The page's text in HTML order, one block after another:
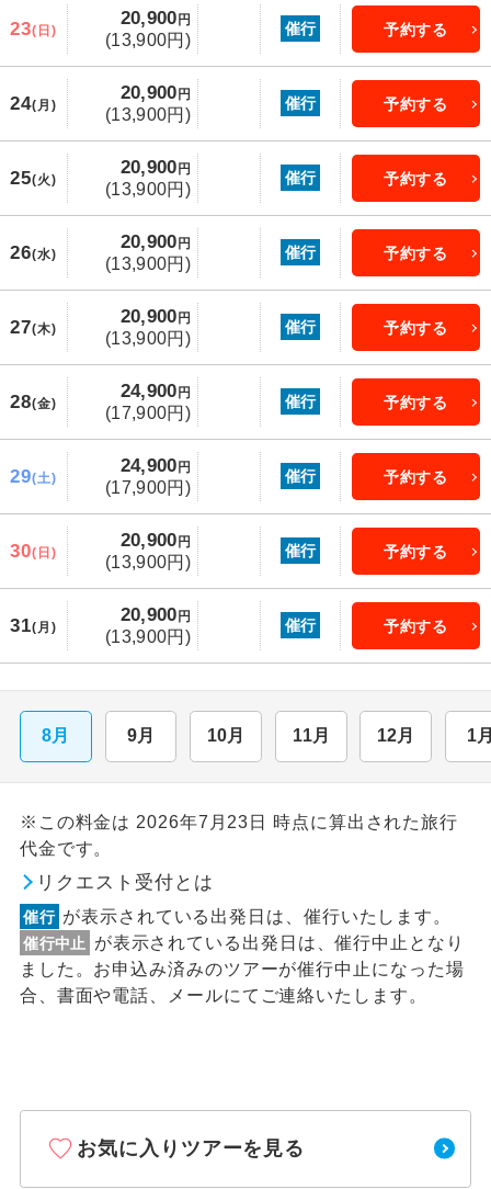
23(日)
20,900 円
(13,900円)
催行 予約する
24(月)
20,900 円
(13,900円)
催行 予約する
25(火)
20,900 円
(13,900円)
催行 予約する
26(水)
20,900 円
(13,900円)
催行 予約する
27(木)
20,900 円
(13,900円)
催行 予約する
28(金)
24,900 円
(17,900円)
催行 予約する
29(土)
24,900 円
(17,900円)
催行 予約する
30(日)
20,900 円
(13,900円)
催行 予約する
31(月)
20,900 円
(13,900円)
催行 予約する
8月 9月 10月 11月 12月 1
※この料金は 2026年7月23日 時点に算出された旅行
代金です。
リクエスト受付とは
催行 が表示されている出発日は、催行いたします。
催行中止
が表示されている出発日は、催行中止となり
ました。お申込み済みのツアーが催行中止になった場
合、書面や電話、メールにてご連絡いたします。
お気に入りツアーを見る